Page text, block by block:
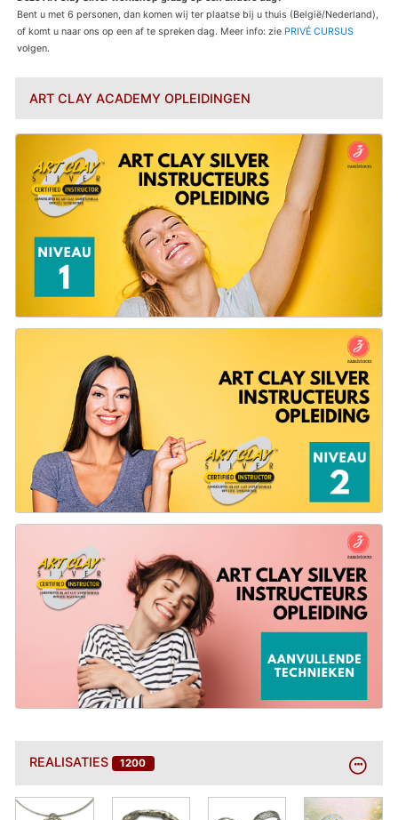
Bent u met 6 personen, dan komen wij ter plaatse bij u thuis (België/Nederland),
of komt u naar ons op een af te spreken dag. Meer info: zie PRIVÉ CURSUS
volgen.
ART CLAY ACADEMY OPLEIDINGEN
REALISATIES 1200
BEKIJK
MEER